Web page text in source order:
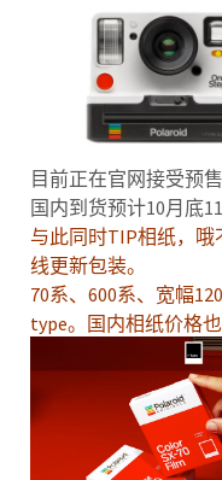
目前正在官网接受预售
国内到货预计10月底11
与此同时TIP相纸，哦
线更新包装。
70系、600系、宽幅
type。国内相纸价格也